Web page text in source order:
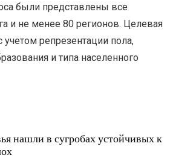
были представлены все
и не менее 80 регионов. Целевая
учетом репрезентации пола,
и типа населенного
нашли в сугробах устойчивых к